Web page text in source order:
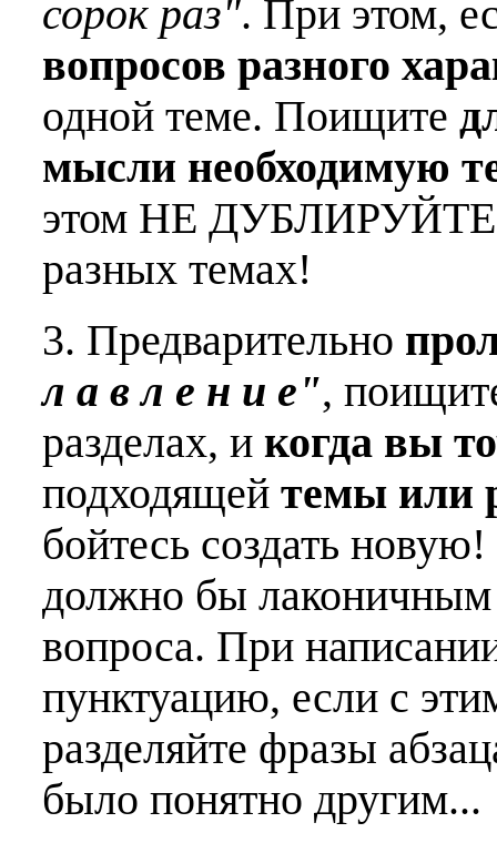
сорок раз". При этом,
вопросов разного
одной теме. Поищите
мысли необходимую
этом НЕ ДУБЛИРУЙТЕ
разных темах!
3. Предварительно
л а в л е н и е",
разделах, и когда вы
подходящей темы или
бойтесь создать
должно бы лаконичным
вопроса. При
пунктуацию, если с
разделяйте фразы
было понятно другим...